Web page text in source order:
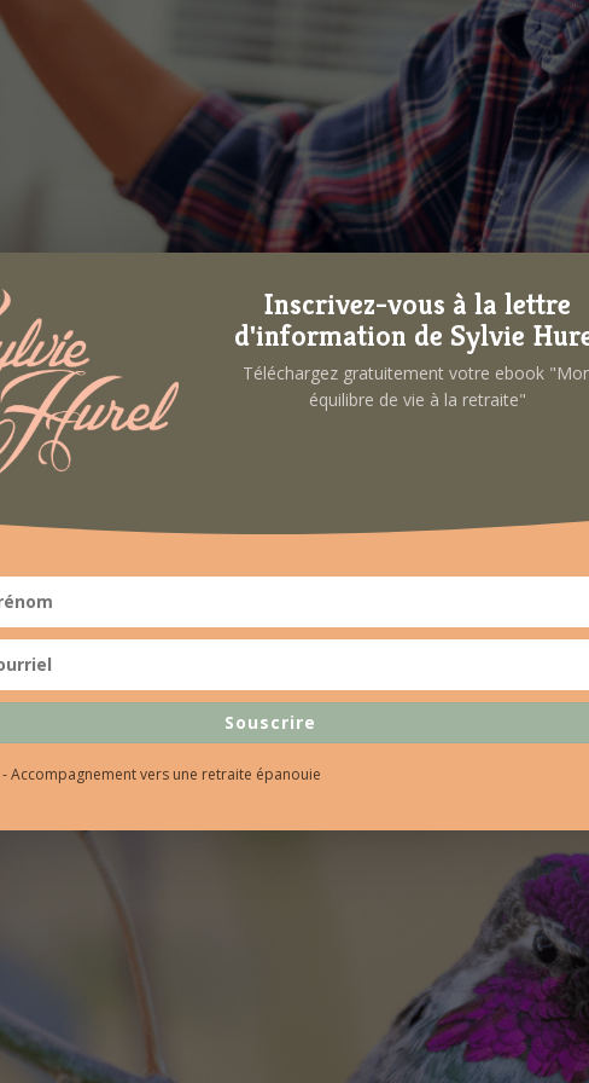
SUR SOI SANS PERDRE
de la vie, où les obligations professionnelles
moment où l’on peut choisir de se recentrer sur soi.
et des inconvénients. Depuis 2014, j’accompagne
Inscrivez-vous à la lettre
d'information de Sylvie
Téléchargez gratuitement votre ebook
équilibre de vie à la retraite"
Souscrire
- Accompagnement vers une retraite épanouie